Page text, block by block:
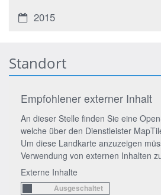
2015
Standort
Empfohlener externer Inhalt
An dieser Stelle finden Sie eine
welche über den Dienstleister
Um diese Landkarte anzuzeigen
Verwendung von externen Inhalten
Externe Inhalte